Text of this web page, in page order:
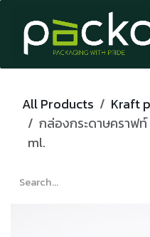
Skip to Content
All Products
Kraft
กล่องกระดาษคราฟ
ml.